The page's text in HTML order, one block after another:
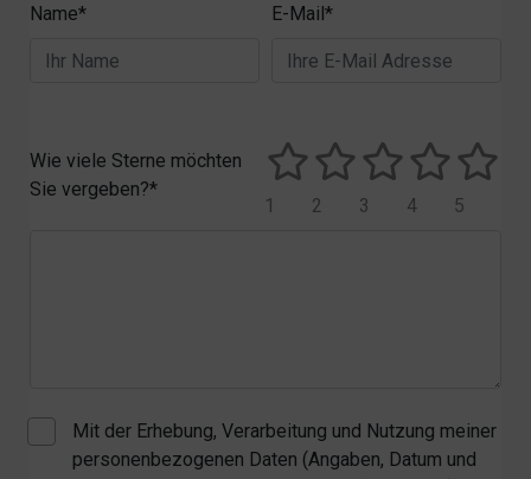
Name* E-Mail*
Wie viele Sterne möchten
Sie vergeben?*
5
4
3
2
1
Mit der Erhebung, Verarbeitung und Nutzung meiner
personenbezogenen Daten (Angaben, Datum und